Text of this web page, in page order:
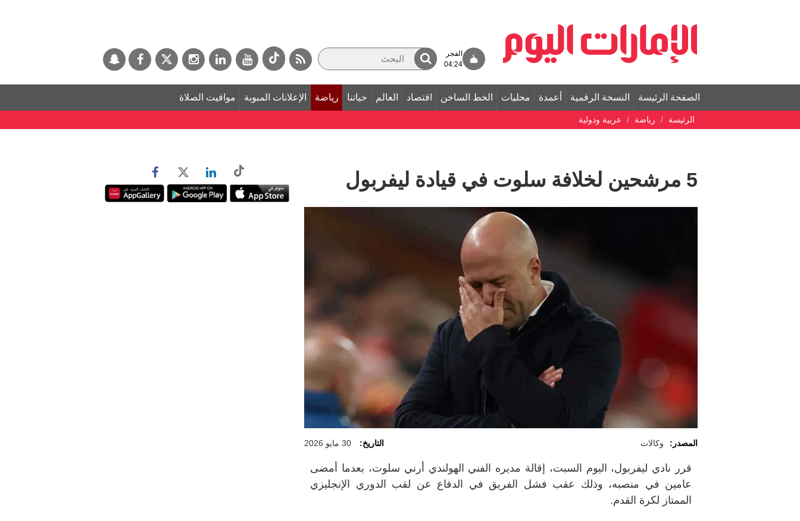
الفجر
04:24
الصفحة الرئيسة النسخة الرقمية أعمدة محليات الخط الساخن اقتصاد العالم حياتنا رياضة الإعلانات المبوبة مواقيت الصلاة
الرئيسة رياضة عربية ودولية
5 مرشحين لخلافة سلوت في قيادة ليفربول
المصدر: وكالات التاريخ: 30 مايو 2026
قرر نادي ليفربول، اليوم السبت، إقالة مديره الفني الهولندي أرني سلوت، بعدما أمضى
عامين في منصبه، وذلك عقب فشل الفريق في الدفاع عن لقب الدوري الإنجليزي
الممتاز لكرة القدم.